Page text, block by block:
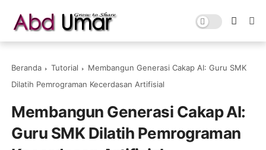
Beranda Tutorial
Membangun Generasi Cakap AI: Guru SMK
Dilatih Pemrograman Kecerdasan Artifisial
Membangun Generasi Cakap AI:
Guru SMK Dilatih Pemrograman